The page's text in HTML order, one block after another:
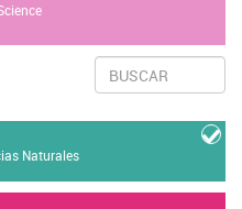
Naturales